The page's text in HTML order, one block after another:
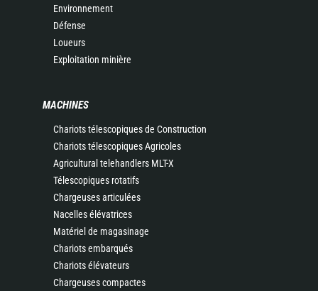
Environnement
Défense
Loueurs
Exploitation minière
MACHINES
Chariots télescopiques de Construction
Chariots télescopiques Agricoles
Agricultural telehandlers MLT-X
Télescopiques rotatifs
Chargeuses articulées
Nacelles élévatrices
Matériel de magasinage
Chariots embarqués
Chariots élévateurs
Chargeuses compactes